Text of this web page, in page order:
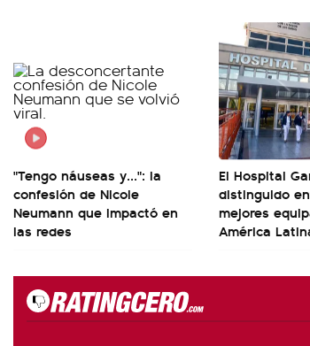
"Tengo náuseas y...": la
confesión de Nicole
Neumann que impactó en
las redes
El Hospital
distinguido
mejores
América